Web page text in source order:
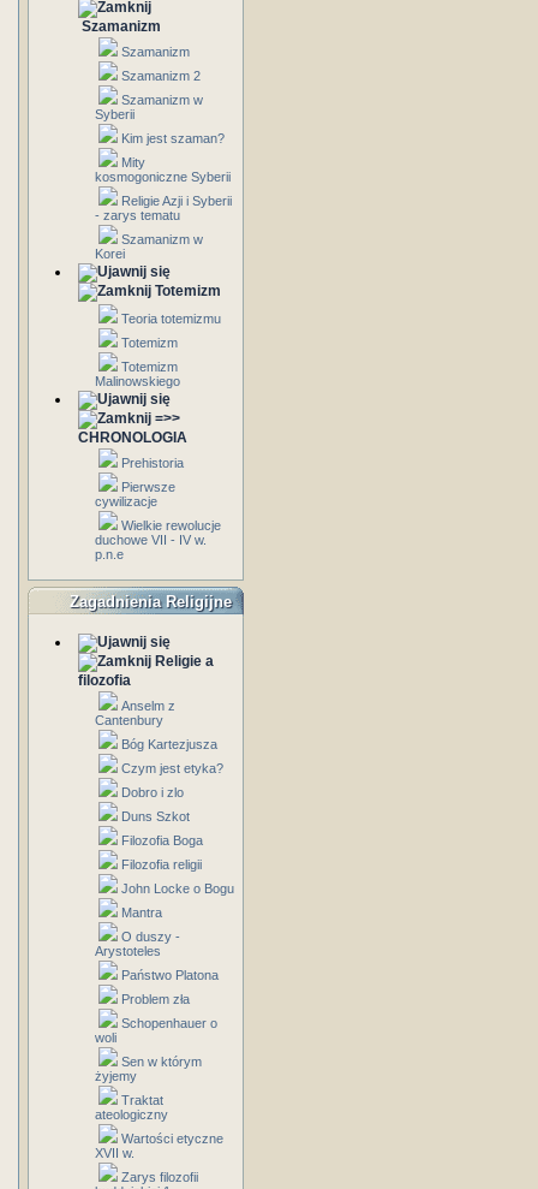
Szamanizm
Szamanizm
Szamanizm 2
Szamanizm w
Syberii
Kim jest szaman?
Mity
kosmogoniczne Syberii
Religie Azji i Syberii
- zarys tematu
Szamanizm w
Korei
Totemizm
Teoria totemizmu
Totemizm
Totemizm
Malinowskiego
=>>
CHRONOLOGIA
Prehistoria
Pierwsze
cywilizacje
Wielkie rewolucje
duchowe VII - IV w.
p.n.e
Zagadnienia Religijne
Religie a
filozofia
Anselm z
Cantenbury
Bóg Kartezjusza
Czym jest etyka?
Dobro i zlo
Duns Szkot
Filozofia Boga
Filozofia religii
John Locke o Bogu
Mantra
O duszy -
Arystoteles
Państwo Platona
Problem zła
Schopenhauer o
woli
Sen w którym
żyjemy
Traktat
ateologiczny
Wartości etyczne
XVII w.
Zarys filozofii